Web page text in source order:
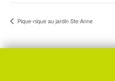
Pique-nique au jardin Ste Anne